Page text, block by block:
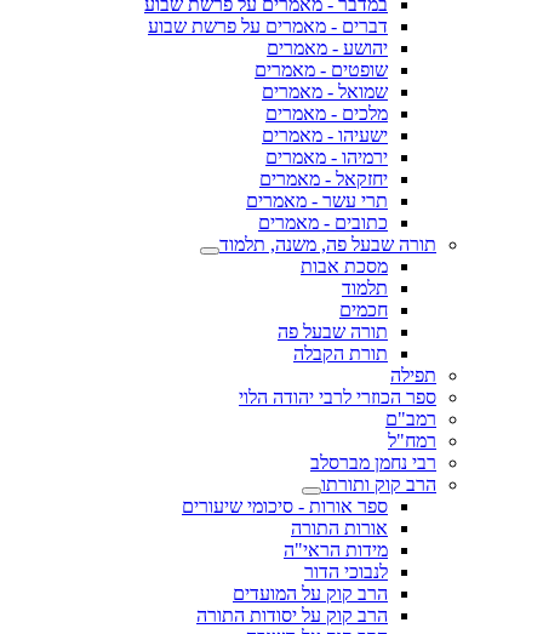
במדבר - מאמרים על פרשת שבוע
דברים - מאמרים על פרשת שבוע
יהושע - מאמרים
שופטים - מאמרים
שמואל - מאמרים
מלכים - מאמרים
ישעיהו - מאמרים
ירמיהו - מאמרים
יחזקאל - מאמרים
תרי עשר - מאמרים
כתובים - מאמרים
תורה שבעל פה, משנה, תלמוד
מסכת אבות
תלמוד
חכמים
תורה שבעל פה
תורת הקבלה
תפילה
ספר הכוזרי לרבי יהודה הלוי
רמב"ם
רמח"ל
רבי נחמן מברסלב
הרב קוק ותורתו
ספר אורות - סיכומי שיעורים
אורות התורה
מידות הראי"ה
לנבוכי הדור
הרב קוק על המועדים
הרב קוק על יסודות התורה